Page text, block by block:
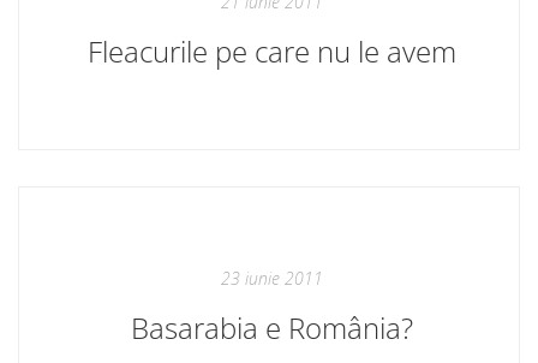
Fleacurile pe care nu le avem
23 iunie 2011
Basarabia e România?